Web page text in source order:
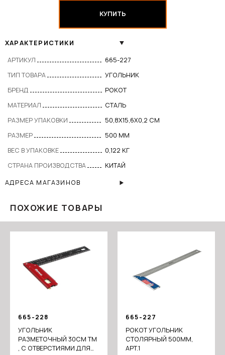
КУПИТЬ
ХАРАКТЕРИСТИКИ
АРТИКУЛ
665-227
ТИП ТОВАРА
УГОЛЬНИК
БРЕНД
РОКОТ
МАТЕРИАЛ
СТАЛЬ
РАЗМЕР УПАКОВКИ
50,8Х15,6Х0,2 СМ
РАЗМЕР
500 ММ
ВЕС В УПАКОВКЕ
0,122 КГ
СТРАНА ПРОИЗВОДСТВА
КИТАЙ
АДРЕСА МАГАЗИНОВ
ПОХОЖИЕ ТОВАРЫ
665-228
УГОЛЬНИК
РАЗМЕТОЧНЫЙ 30СМ ТМ
, С ОТВЕРСТИЯМИ ДЛЯ
665-227
РОКОТ УГОЛЬНИК
СТОЛЯРНЫЙ 500ММ,
АРТ.1